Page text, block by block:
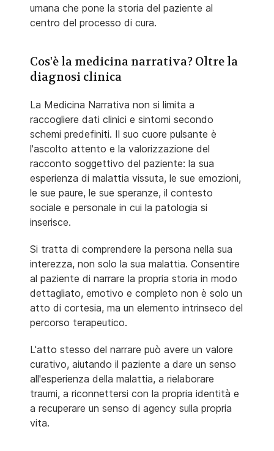
umana che pone la storia del paziente al
centro del processo di cura.
Cos'è la medicina narrativa? Oltre la
diagnosi clinica
La Medicina Narrativa non si limita a
raccogliere dati clinici e sintomi secondo
schemi predefiniti. Il suo cuore pulsante è
l'ascolto attento e la valorizzazione del
racconto soggettivo del paziente: la sua
esperienza di malattia vissuta, le sue emozioni,
le sue paure, le sue speranze, il contesto
sociale e personale in cui la patologia si
inserisce.
Si tratta di comprendere la persona nella sua
interezza, non solo la sua malattia. Consentire
al paziente di narrare la propria storia in modo
dettagliato, emotivo e completo non è solo un
atto di cortesia, ma un elemento intrinseco del
percorso terapeutico.
L'atto stesso del narrare può avere un valore
curativo, aiutando il paziente a dare un senso
all'esperienza della malattia, a rielaborare
traumi, a riconnettersi con la propria identità e
a recuperare un senso di agency sulla propria
vita.